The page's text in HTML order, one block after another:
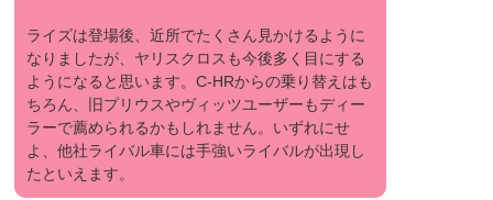
ライズは登場後、近所でたくさん見かけるように
なりましたが、ヤリスクロスも今後多く目にする
ようになると思います。C-HRからの乗り替えはも
ちろん、旧プリウスやヴィッツユーザーもディー
ラーで薦められるかもしれません。いずれにせ
よ、他社ライバル車には手強いライバルが出現し
たといえます。